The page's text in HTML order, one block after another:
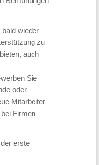
bald wieder
zu
auch
Sie
oder
Mitarbeiter
Firmen
erste